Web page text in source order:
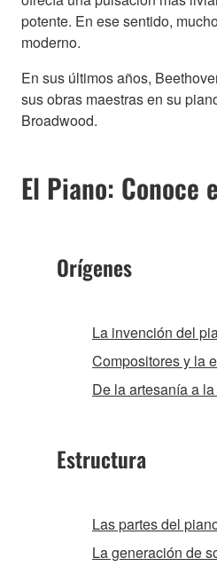
potente. En ese sentido,
moderno.
En sus últimos años,
sus obras maestras en su
Broadwood.
El Piano: Conoce
Orígenes
La invención del
Compositores y la
De la artesanía a
Estructura
Las partes del
La generación de